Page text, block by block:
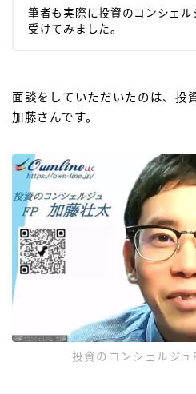
筆者も実際に投資のコンシェル
受けてみました。
面談をしていただいたのは、投
加藤さんです。
投資のコンシェルジ